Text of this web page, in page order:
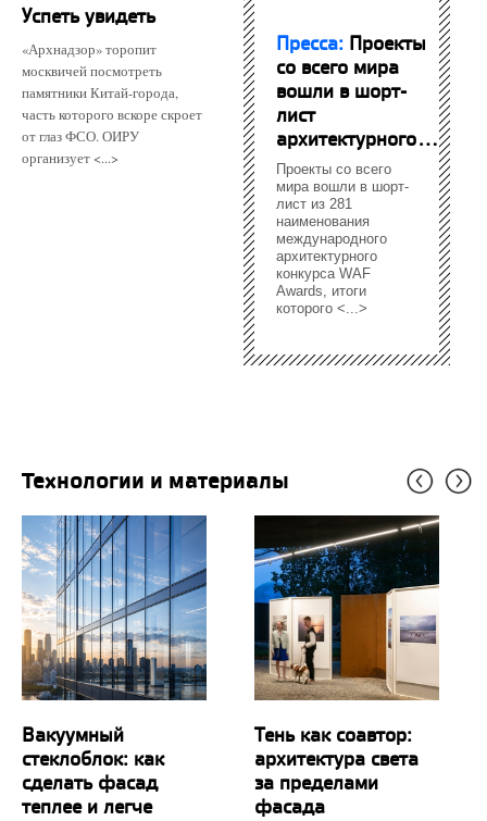
Успеть увидеть
«Архнадзор» торопит
москвичей посмотреть
памятники Китай-города,
часть которого вскоре скроет
от глаз ФСО. ОИРУ
организует <...>
Пресса: Проекты
со всего мира
вошли в шорт-
лист
архитектурного...
Проекты со всего
мира вошли в шорт-
лист из 281
наименования
международного
архитектурного
конкурса WAF
Awards, итоги
которого <...>
Технологии и материалы
Вакуумный
стеклоблок: как
сделать фасад
теплее и легче
Тень как соавтор:
архитектура света
за пределами
фасада